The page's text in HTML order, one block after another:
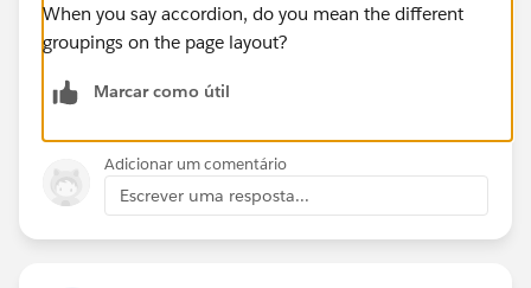
When you say accordion, do you mean the different
groupings on the page layout?
Marcar como útil
Adicionar um comentário
Escrever uma resposta...